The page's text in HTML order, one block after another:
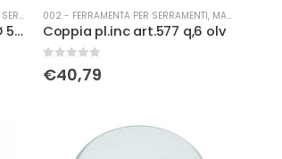
SERRATURE
Bocchetta yale Reguitti Ø 50 ruggine
002 - FERRAMENTA PER SERRAMENTI, MANIGLIERIA
Coppia pl.inc art.577 q,6 olv
Su 5
€40,79